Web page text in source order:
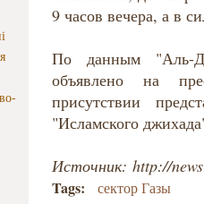
9 часов вечера, а в
По данным "Аль-
объявлено на
присутствии
"Исламского
Источник: http://
Tags: сектор Газы